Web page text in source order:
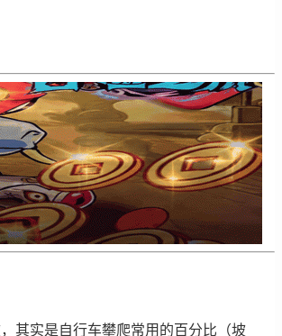
其实是自行车攀爬常用的百分比（坡